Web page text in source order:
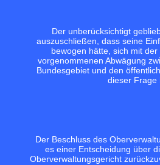
Der unberücksichtigt
auszuschließen, dass seine
bewogen hätte, sich mit
vorgenommenen Abwägung
Bundesgebiet und den
dieser Frage
Der Beschluss des
es einer Entscheidung über
Oberverwaltungsgericht